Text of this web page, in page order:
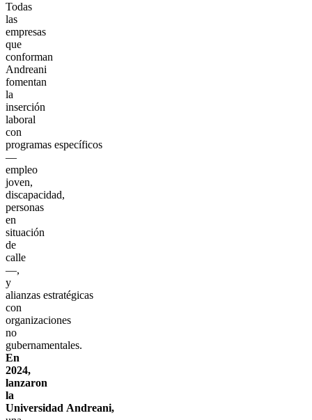
Todas
las
empresas
que
conforman
Andreani
fomentan
la
inserción
laboral
con
programas específicos
—
empleo
joven,
discapacidad,
personas
en
situación
de
calle
—,
y
alianzas estratégicas
con
organizaciones
no
gubernamentales.
En
2024,
lanzaron
la
Universidad Andreani,